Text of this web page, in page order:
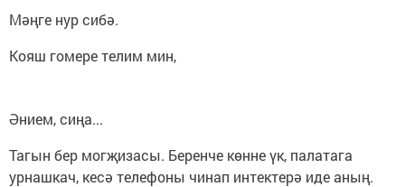
Мәңге нур сибә.
Кояш гомере телим мин,
Әнием, сиңа...
Тагын бер могҗизасы. Беренче көнне үк, палатага
урнашкач, кесә телефоны чинап интектерә иде аның.